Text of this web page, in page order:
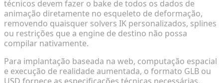
técnicos devem fazer o bake de todos os dados de
animação diretamente no esqueleto de deformação,
removendo quaisquer solvers IK personalizados, splines
ou restrições que a engine de destino não possa
compilar nativamente.
Para implantação baseada na web, computação espacial
e execução de realidade aumentada, o formato GLB ou